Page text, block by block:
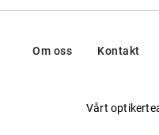
Om oss Kontakt
Vårt